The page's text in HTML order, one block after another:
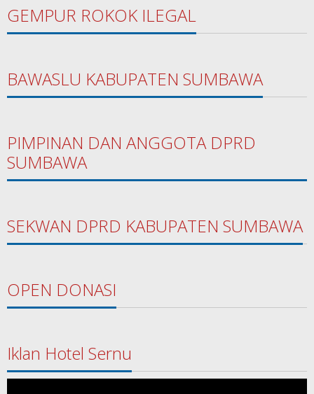
GEMPUR ROKOK ILEGAL
BAWASLU KABUPATEN SUMBAWA
PIMPINAN DAN ANGGOTA DPRD
SUMBAWA
SEKWAN DPRD KABUPATEN SUMBAWA
OPEN DONASI
Iklan Hotel Sernu